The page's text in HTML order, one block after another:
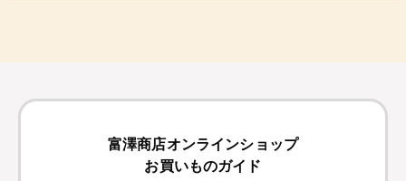
富澤商店オンラインショップ
お買いものガイド